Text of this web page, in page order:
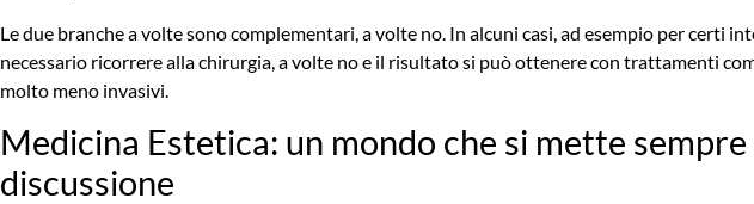
Le due branche a volte sono complementari, a volte no. In alcuni casi, ad esempio per certi
necessario ricorrere alla chirurgia, a volte no e il risultato si può ottenere con trattamenti
molto meno invasivi.
Medicina Estetica: un mondo che si mette sempre
discussione